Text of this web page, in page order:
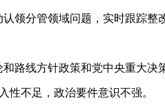
领分管领域问题，实时跟踪整
和路线方针政策和党中央重大
性不足，政治要件意识不强。